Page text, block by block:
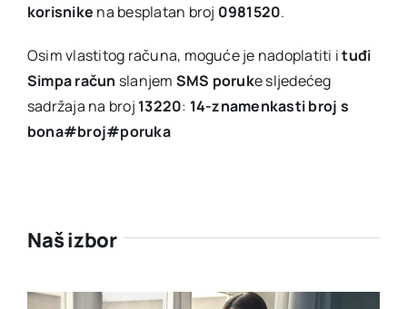
korisnike na besplatan broj 0981520.
Osim vlastitog računa, moguće je nadoplatiti ituđi
Simpa račun slanjem SMS poruke sljedećeg
sadržaja na broj 13220: 14-znamenkasti broj s
bona#broj#poruka
Naš izbor